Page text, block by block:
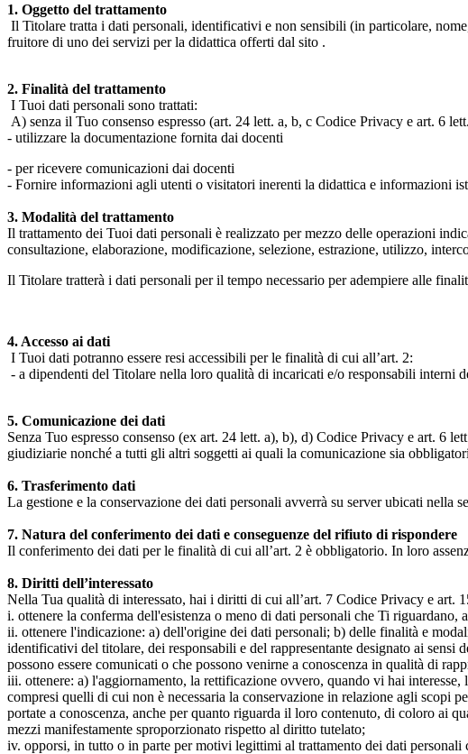
1. Oggetto del trattamento
Il Titolare tratta i dati personali, identificativi e non sensibili (in particolare,
fruitore di uno dei servizi per la didattica offerti dal sito .
2. Finalità del trattamento
I Tuoi dati personali sono trattati:
A) senza il Tuo consenso espresso (art. 24 lett. a, b, c Codice Privacy e art. 6
- utilizzare la documentazione fornita dai docenti
- per ricevere comunicazioni dai docenti
- Fornire informazioni agli utenti o visitatori inerenti la didattica e informazioni
3. Modalità del trattamento
Il trattamento dei Tuoi dati personali è realizzato per mezzo delle operazioni
consultazione, elaborazione, modificazione, selezione, estrazione, utilizzo,
Il Titolare tratterà i dati personali per il tempo necessario per adempiere alle
4. Accesso ai dati
I Tuoi dati potranno essere resi accessibili per le finalità di cui all’art. 2:
- a dipendenti del Titolare nella loro qualità di incaricati e/o responsabili interni
5. Comunicazione dei dati
Senza Tuo espresso consenso (ex art. 24 lett. a), b), d) Codice Privacy e art.
giudiziarie nonché a tutti gli altri soggetti ai quali la comunicazione sia
6. Trasferimento dati
La gestione e la conservazione dei dati personali avverrà su server ubicati nella
7. Natura del conferimento dei dati e conseguenze del rifiuto di rispondere
Il conferimento dei dati per le finalità di cui all’art. 2 è obbligatorio. In loro
8. Diritti dell’interessato
Nella Tua qualità di interessato, hai i diritti di cui all’art. 7 Codice Privacy e art.
i. ottenere la conferma dell'esistenza o meno di dati personali che Ti
ii. ottenere l'indicazione: a) dell'origine dei dati personali; b) delle finalità e
identificativi del titolare, dei responsabili e del rappresentante designato ai
possono essere comunicati o che possono venirne a conoscenza in qualità di
iii. ottenere: a) l'aggiornamento, la rettificazione ovvero, quando vi hai
compresi quelli di cui non è necessaria la conservazione in relazione agli scopi
portate a conoscenza, anche per quanto riguarda il loro contenuto, di coloro ai
mezzi manifestamente sproporzionato rispetto al diritto tutelato;
iv. opporsi, in tutto o in parte per motivi legittimi al trattamento dei dati